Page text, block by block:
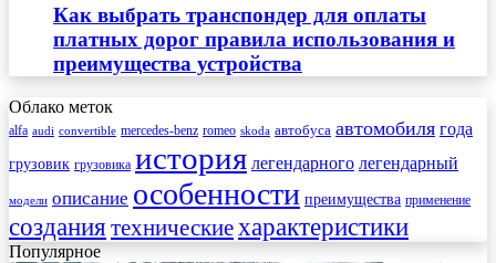
Как выбрать транспондер для оплаты
платных дорог правила использования и
преимущества устройства
Облако меток
alfa audi convertible mercedes-benz romeo skoda автобуса автомобиля года
грузовик грузовика история легендарного легендарный
модели описание особенности преимущества применение
создания техническиехарактеристики
Популярное